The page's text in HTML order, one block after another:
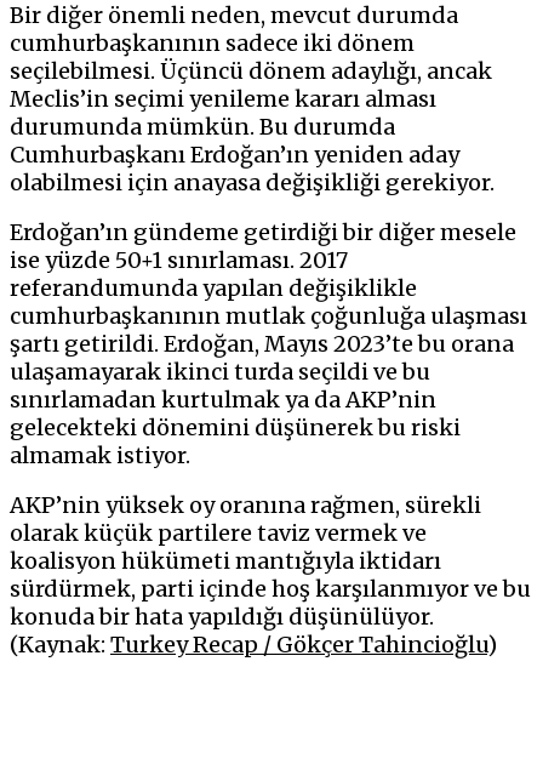
Bir diğer önemli neden, mevcut durumda
cumhurbaşkanının sadece iki dönem
seçilebilmesi. Üçüncü dönem adaylığı, ancak
Meclis’in seçimi yenileme kararı alması
durumunda mümkün. Bu durumda
Cumhurbaşkanı Erdoğan’ın yeniden aday
olabilmesi için anayasa değişikliği gerekiyor.
Erdoğan’ın gündeme getirdiği bir diğer mesele
ise yüzde 50+1 sınırlaması. 2017
referandumunda yapılan değişiklikle
cumhurbaşkanının mutlak çoğunluğa ulaşması
şartı getirildi. Erdoğan, Mayıs 2023’te bu orana
ulaşamayarak ikinci turda seçildi ve bu
sınırlamadan kurtulmak ya da AKP’nin
gelecekteki dönemini düşünerek bu riski
almamak istiyor.
AKP’nin yüksek oy oranına rağmen, sürekli
olarak küçük partilere taviz vermek ve
koalisyon hükümeti mantığıyla iktidarı
sürdürmek, parti içinde hoş karşılanmıyor ve bu
konuda bir hata yapıldığı düşünülüyor.
(Kaynak: Turkey Recap / Gökçer Tahincioğlu)